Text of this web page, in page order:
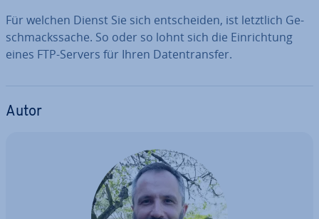
Für welchen Dienst Sie sich ent­schei­den, ist letztlich Ge­
schmacks­sa­che. So oder so lohnt sich die Ein­rich­tung
eines FTP-Servers für Ihren Da­ten­trans­fer.
Autor